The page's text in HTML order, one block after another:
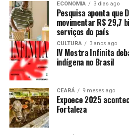
ECONOMIA 3 dias ago
Pesquisa aponta que
movimentar R$ 29,7
serviços do país
CULTURA 3 anos ago
IV Mostra Infinita
indígena no Brasil
CEARÁ 9 meses ago
Expoece 2025
Fortaleza